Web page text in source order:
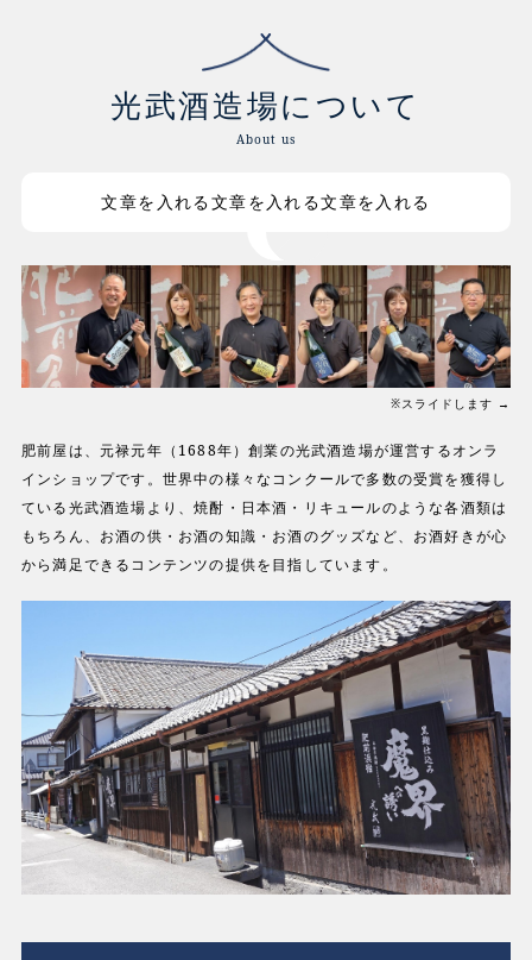
光武酒造場について
About us
文章を入れる文章を入れる文章を入れる
※スライドします →
肥前屋は、元禄元年（1688年）創業の光武酒造場が運営するオンラ
インショップです。世界中の様々なコンクールで多数の受賞を獲得し
ている光武酒造場より、焼酎・日本酒・リキュールのような各酒類は
もちろん、お酒の供・お酒の知識・お酒のグッズなど、お酒好きが心
から満足できるコンテンツの提供を目指しています。